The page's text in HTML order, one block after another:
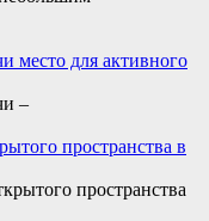
место для активного
–
пространства в
пространства